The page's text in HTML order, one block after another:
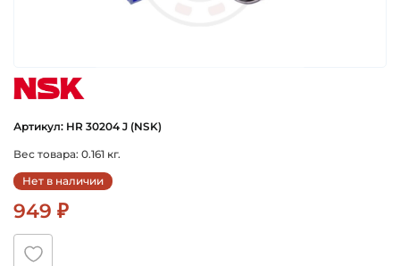
Артикул: HR 30204 J (NSK)
Вес товара: 0.161 кг.
Нет в наличии
949 ₽